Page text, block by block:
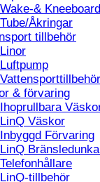
Wake-& Kneeboard
Tube/Åkringar
tillbehör
Linor
Luftpump
& förvaring
Ihoprullbara
LinQ Väskor
Inbyggd Förvaring
LinQ
Telefonhållare
LinQ-tillbehör